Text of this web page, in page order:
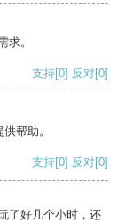
求。
支持[0] 反对[0]
帮助。
支持[0] 反对[0]
了好几个小时，还